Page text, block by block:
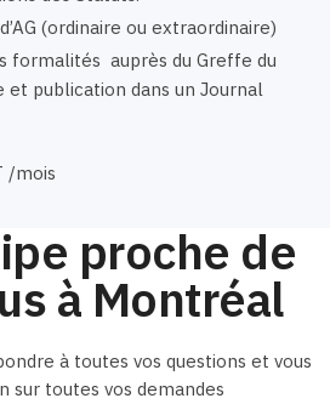
(ordinaire ou extraordinaire)
formalités auprès du Greffe du
et publication dans un Journal
/mois
proche de
à Montréal
à toutes vos questions et vous
sur toutes vos demandes